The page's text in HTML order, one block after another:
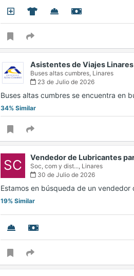
Asistentes de Viajes Linares
Buses altas cumbres, Linares
23 de Julio de 2026
Buses altas cumbres se encuentra en
34% Similar
SC Vendedor de Lubricantes
Soc, com y dist..., Linares
30 de Julio de 2026
Estamos en búsqueda de un
19% Similar